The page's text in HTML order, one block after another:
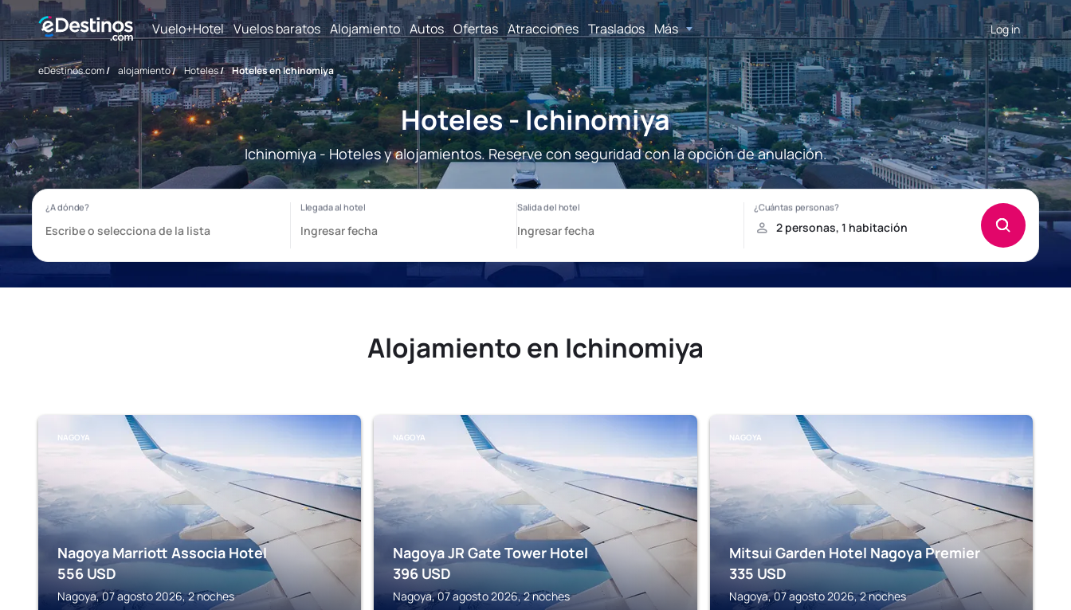
Vuelo+Hotel Vuelos baratos Alojamiento Autos Ofertas Atracciones Traslados Más Log in
eDestinos.com/ alojamiento/ Hoteles/ Hoteles en Ichinomiya
Hoteles - Ichinomiya
Ichinomiya - Hoteles y alojamientos. Reserve con seguridad con la opción de anulación.
Alojamiento en Ichinomiya
NAGOYA
Nagoya Marriott Associa Hotel
556 USD
Nagoya, 07 agosto 2026, 2 noches
NAGOYA
Nagoya JR Gate Tower Hotel
396 USD
Nagoya, 07 agosto 2026, 2 noches
NAGOYA
Mitsui Garden Hotel Nagoya Premier
335 USD
Nagoya, 07 agosto 2026, 2 noches